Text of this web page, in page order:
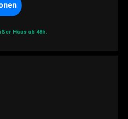
Haus ab 48h.